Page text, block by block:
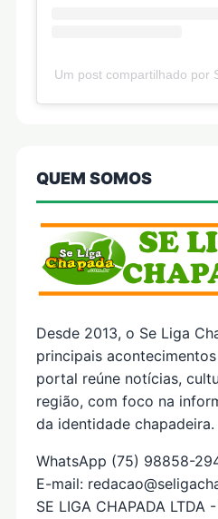
Um post compartilhado por
QUEM SOMOS
Desde 2013, o Se Liga
principais
portal reúne notícias,
região, com foco na
da identidade chapadeira.
WhatsApp (75) 98858-
E-mail:
SE LIGA CHAPADA